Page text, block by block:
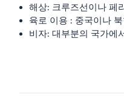
해상: 크루즈선이나 페
육로 이용 : 중국이나
비자: 대부분의 국가에